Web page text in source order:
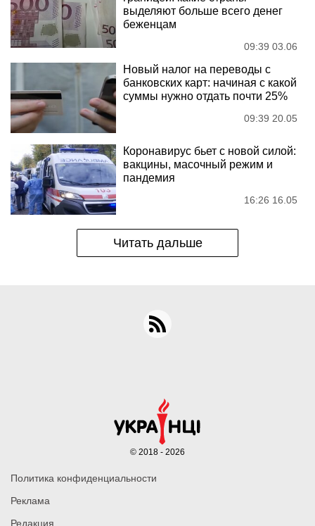
выделяют больше всего денег
беженцам
09:39 03.06
Новый налог на переводы с
банковских карт: начиная с какой
суммы нужно отдать почти 25%
09:39 20.05
Коронавирус бьет с новой силой:
вакцины, масочный режим и
пандемия
16:26 16.05
Читать дальше
Политика конфиденциальности
Реклама
Редакция
© 2018 - 2026